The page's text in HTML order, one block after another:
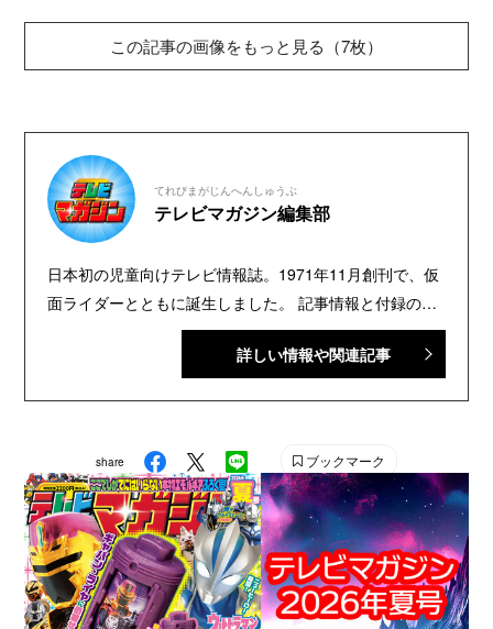
この記事の画像をもっと見る（7枚）
てれびまがじんへんしゅうぶ
テレビマガジン編集部
日本初の児童向けテレビ情報誌。1971年11月創刊で、仮
面ライダーとともに誕生しました。 記事情報と付録の詳
細は、YouTubeの『テレビマガジン 公式動画チャンネ
ル』で配信中。講談社発行の幼年・児童・少年・少女向
Instagram：＠tele_maga
詳しい情報や関連記事
share ブックマーク